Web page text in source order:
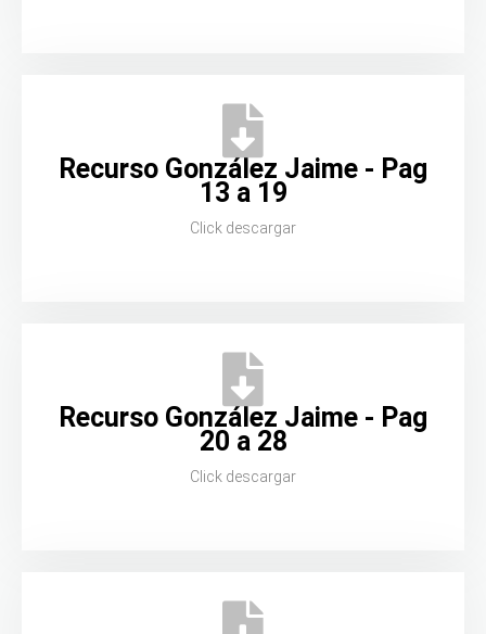
Recurso González Jaime - Pag
13 a 19
Click descargar
Recurso González Jaime - Pag
20 a 28
Click descargar